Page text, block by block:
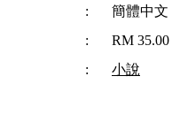
:
簡體中文
:
RM 35.00
: 小說